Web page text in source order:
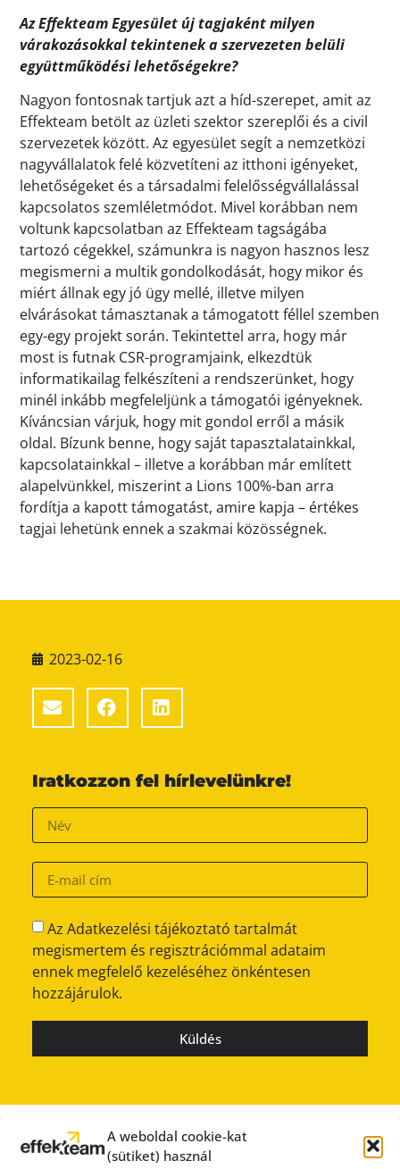
A weboldal cookie-kat
(sütiket) használ
Az Effekteam Egyesület új tagjaként milyen
várakozásokkal tekintenek a szervezeten belüli
együttműködési lehetőségekre?
Nagyon fontosnak tartjuk azt a híd-szerepet, amit az
Effekteam betölt az üzleti szektor szereplői és a civil
szervezetek között. Az egyesület segít a nemzetközi
nagyvállalatok felé közvetíteni az itthoni igényeket,
lehetőségeket és a társadalmi felelősségvállalással
kapcsolatos szemléletmódot. Mivel korábban nem
voltunk kapcsolatban az Effekteam tagságába
tartozó cégekkel, számunkra is nagyon hasznos lesz
megismerni a multik gondolkodását, hogy mikor és
miért állnak egy jó ügy mellé, illetve milyen
elvárásokat támasztanak a támogatott féllel szemben
egy-egy projekt során. Tekintettel arra, hogy már
most is futnak CSR-programjaink, elkezdtük
informatikailag felkészíteni a rendszerünket, hogy
minél inkább megfeleljünk a támogatói igényeknek.
Kíváncsian várjuk, hogy mit gondol erről a másik
oldal. Bízunk benne, hogy saját tapasztalatainkkal,
kapcsolatainkkal – illetve a korábban már említett
alapelvünkkel, miszerint a Lions 100%-ban arra
fordítja a kapott támogatást, amire kapja – értékes
tagjai lehetünk ennek a szakmai közösségnek.
2023-02-16
Iratkozzon fel hírlevelünkre!
Az Adatkezelési tájékoztató tartalmát
megismertem és regisztrációmmal adataim
ennek megfelelő kezeléséhez önkéntesen
hozzájárulok.
Küldés